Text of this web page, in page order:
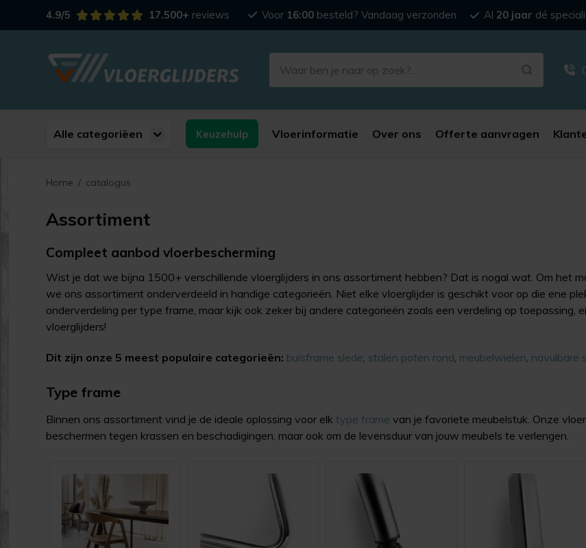
4.9/5 17.500+ reviews Voor 16:00besteld? Vandaag verzonden Al 20 jaar dé
Alle categoriëen Keuzehulp Vloerinformatie Over ons Offerte aanvragen
Home / catalogus
Assortiment
Compleet aanbod vloerbescherming
Wist je dat we bijna 1500+ verschillende vloerglijders in ons assortiment hebben? Dat is nogal wat. Om het
we ons assortiment onderverdeeld in handige categorieën. Niet elke vloerglijder is geschikt voor op die ene
onderverdeling per type frame, maar kijk ook zeker bij andere categorieën zoals een verdeling op toepassing,
vloerglijders!
Dit zijn onze 5 meest populaire categorieën: buisframe slede, stalen poten rond, meubelwielen, navulbare
Type frame
Binnen ons assortiment vind je de ideale oplossing voor elk type frame van je favoriete meubelstuk. Onze
beschermen tegen krassen en beschadigingen, maar ook om de levensduur van jouw meubels te verlengen.